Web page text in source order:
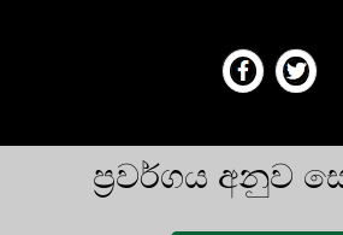
ප්‍රවර්ගය අනුව